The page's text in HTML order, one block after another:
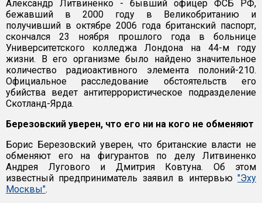
Александр Литвиненко - бывший офицер ФСБ РФ,
бежавший в 2000 году в Великобританию и
получивший в октябре 2006 года британский паспорт,
скончался 23 ноября прошлого года в больнице
Университетского колледжа Лондона на 44-м году
жизни. В его организме было найдено значительное
количество радиоактивного элемента полоний-210.
Официальное расследование обстоятельств его
убийства ведет антитеррористическое подразделение
Скотланд-Ярда.
Березовский уверен, что его ни на кого не обменяют
Борис Березовский уверен, что британские власти не
обменяют его на фигурантов по делу Литвиненко
Андрея Лугового и Дмитрия Ковтуна. Об этом
известный предприниматель заявил в интервью "Эху
Москвы".